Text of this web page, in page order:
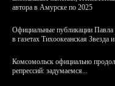
автора в Амурске по 2025
Официальные публикации Павла
в газетах Тихоокеанская
Комсомольск официально
репрессий: задумаемся...